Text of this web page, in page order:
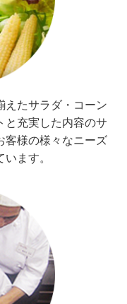
えたサラダ・コーン
と充実した内容のサ
客様の様々なニーズ
ます。